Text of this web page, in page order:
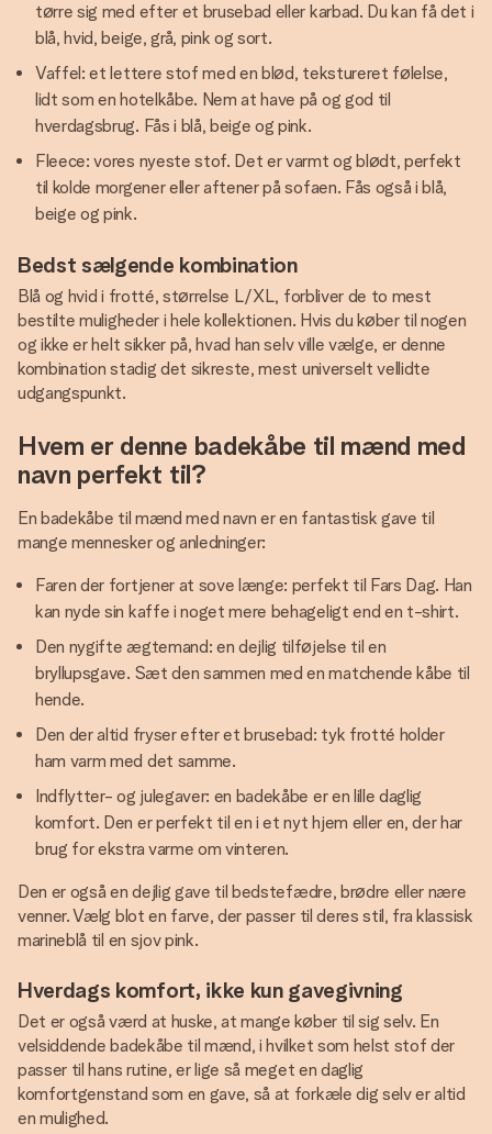
tørre sig med efter et brusebad eller karbad. Du kan få det i
blå, hvid, beige, grå, pink og sort.
Vaffel: et lettere stof med en blød, tekstureret følelse,
lidt som en hotelkåbe. Nem at have på og god til
hverdagsbrug. Fås i blå, beige og pink.
Fleece: vores nyeste stof. Det er varmt og blødt, perfekt
til kolde morgener eller aftener på sofaen. Fås også i blå,
beige og pink.
Bedst sælgende kombination
Blå og hvid i frotté, størrelse L/XL, forbliver de to mest
bestilte muligheder i hele kollektionen. Hvis du køber til nogen
og ikke er helt sikker på, hvad han selv ville vælge, er denne
kombination stadig det sikreste, mest universelt vellidte
udgangspunkt.
Hvem er denne badekåbe til mænd med
navn perfekt til?
En badekåbe til mænd med navn er en fantastisk gave til
mange mennesker og anledninger:
Faren der fortjener at sove længe: perfekt til Fars Dag. Han
kan nyde sin kaffe i noget mere behageligt end en t-shirt.
Den nygifte ægtemand: en dejlig tilføjelse til en
bryllupsgave. Sæt den sammen med en matchende kåbe til
hende.
Den der altid fryser efter et brusebad: tyk frotté holder
ham varm med det samme.
Indflytter- og julegaver: en badekåbe er en lille daglig
komfort. Den er perfekt til en i et nyt hjem eller en, der har
brug for ekstra varme om vinteren.
Den er også en dejlig gave til bedstefædre, brødre eller nære
venner. Vælg blot en farve, der passer til deres stil, fra klassisk
marineblå til en sjov pink.
Hverdags komfort, ikke kun gavegivning
Det er også værd at huske, at mange køber til sig selv. En
velsiddende badekåbe til mænd, i hvilket som helst stof der
passer til hans rutine, er lige så meget en daglig
komfortgenstand som en gave, så at forkæle dig selv er altid
en mulighed.